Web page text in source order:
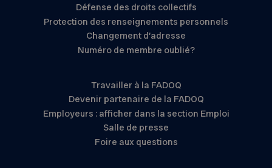
Défense des droits collectifs
Protection des renseignements personnels
Changement d’adresse
Numéro de membre oublié?
Travailler à la FADOQ
Devenir partenaire de la FADOQ
Employeurs : afficher dans la section Emploi
Salle de presse
Foire aux questions